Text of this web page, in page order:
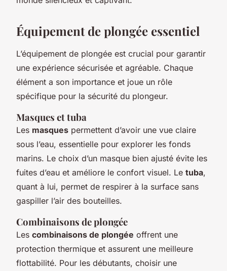
Équipement de plongée essentiel
L’équipement de plongée est crucial pour garantir
une expérience sécurisée et agréable. Chaque
élément a son importance et joue un rôle
spécifique pour la sécurité du plongeur.
Masques et tuba
Les masques permettent d’avoir une vue claire
sous l’eau, essentielle pour explorer les fonds
marins. Le choix d’un masque bien ajusté évite les
fuites d’eau et améliore le confort visuel. Le tuba,
quant à lui, permet de respirer à la surface sans
gaspiller l’air des bouteilles.
Combinaisons de plongée
Les combinaisons de plongée offrent une
protection thermique et assurent une meilleure
flottabilité. Pour les débutants, choisir une